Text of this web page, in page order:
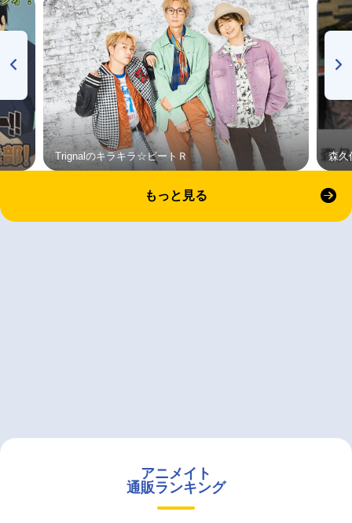
Trignalのキラキラ☆ビートＲ 森久
もっと見る
アニメイト
通販ランキング